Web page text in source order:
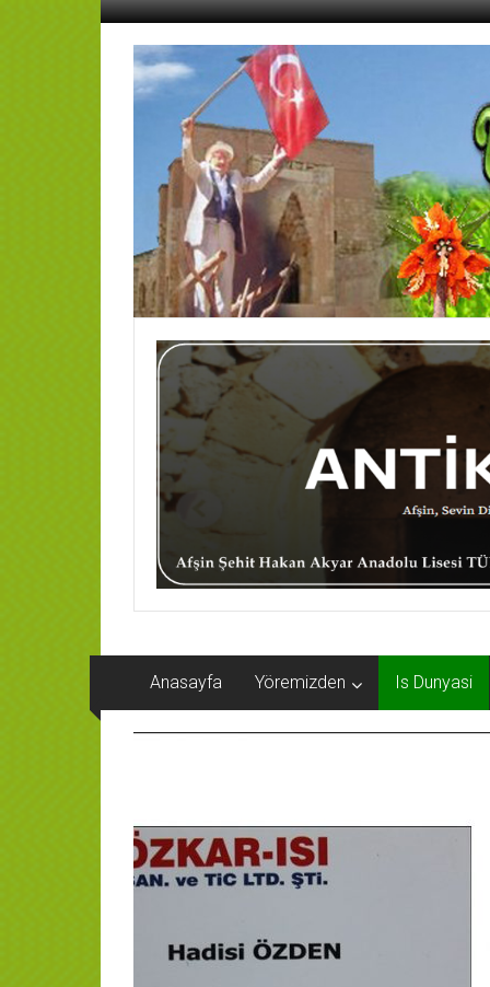
İçeriğe
AFŞİN
YEDİSEVİN
HABER
Kahramanmaraş,Afşin,Sevin
Köyleri
Tanıtım
ve
Haber
Portalı
Anasayfa Yöremizden Is Dunyasi